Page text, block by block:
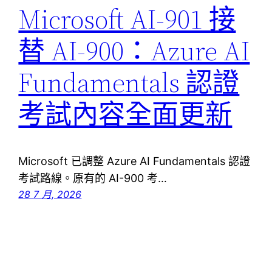
Microsoft AI-901 接
替 AI-900：Azure AI
Fundamentals 認證
考試內容全面更新
Microsoft 已調整 Azure AI Fundamentals 認證
考試路線。原有的 AI-900 考…
28 7 月, 2026